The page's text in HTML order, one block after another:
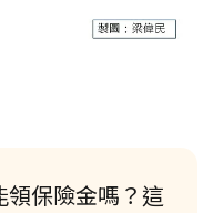
保險金嗎？這